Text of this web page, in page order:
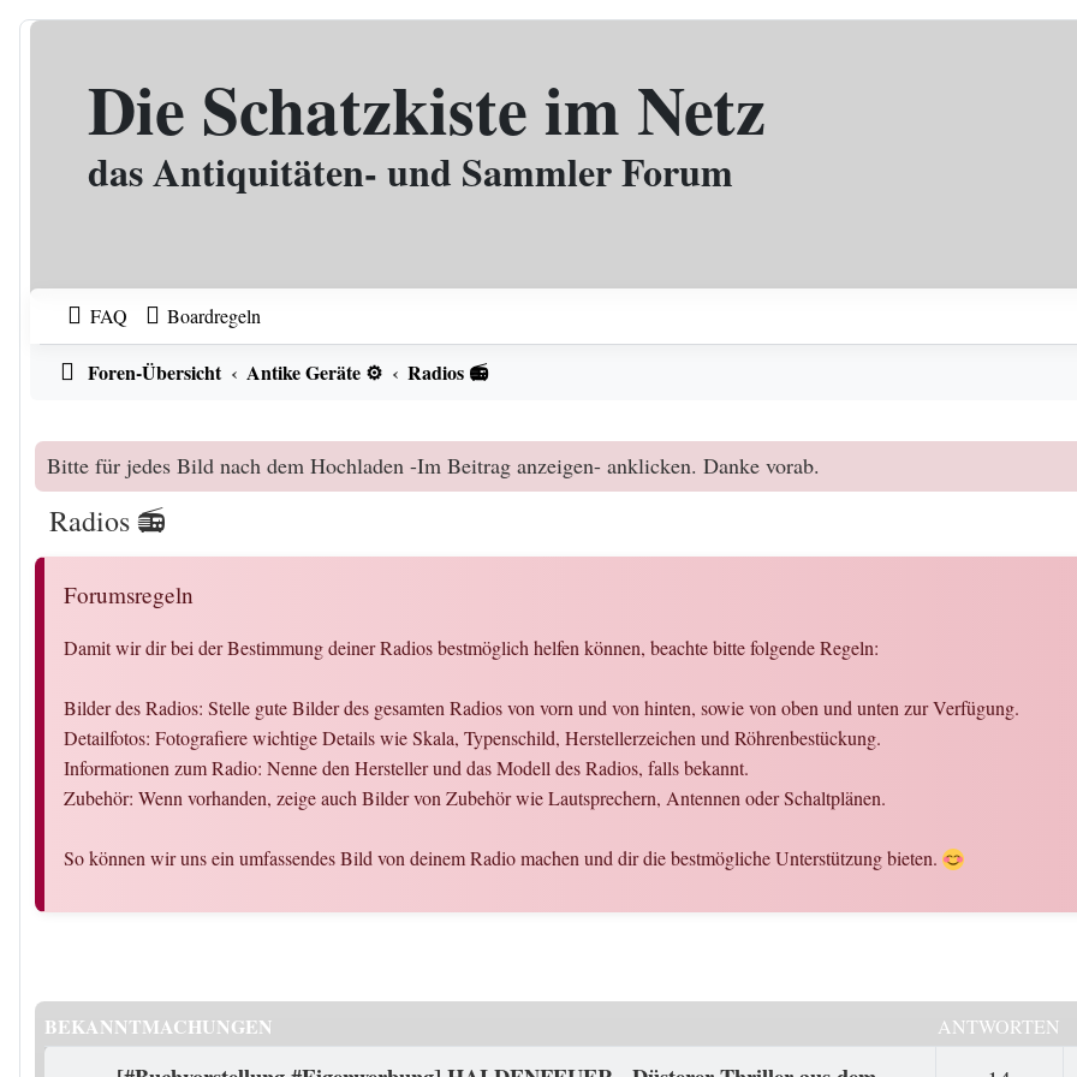
Zum Inhalt
Die Schatzkiste im Netz
das Antiquitäten- und Sammler Forum
FAQ Boardregeln
Foren-Übersicht Antike Geräte ⚙️ Radios 📻
Bitte für jedes Bild nach dem Hochladen -Im Beitrag anzeigen- anklicken. Danke vorab.
Radios 📻
Forumsregeln
Damit wir dir bei der Bestimmung deiner Radios bestmöglich helfen können, beachte bitte folgende Regeln:
Bilder des Radios: Stelle gute Bilder des gesamten Radios von vorn und von hinten, sowie von oben und unten zur Verfügung.
Detailfotos: Fotografiere wichtige Details wie Skala, Typenschild, Herstellerzeichen und Röhrenbestückung.
Informationen zum Radio: Nenne den Hersteller und das Modell des Radios, falls bekannt.
Zubehör: Wenn vorhanden, zeige auch Bilder von Zubehör wie Lautsprechern, Antennen oder Schaltplänen.
So können wir uns ein umfassendes Bild von deinem Radio machen und dir die bestmögliche Unterstützung bieten.
BEKANNTMACHUNGEN ANTWORTEN